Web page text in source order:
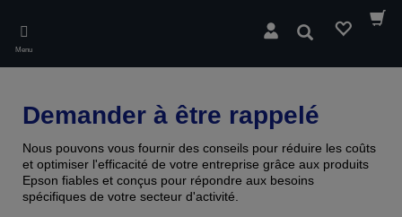
main
content
Menu
Rechercher
Demander à être rappelé
Nous pouvons vous fournir des conseils pour réduire les coûts
et optimiser l'efficacité de votre entreprise grâce aux produits
Epson fiables et conçus pour répondre aux besoins
spécifiques de votre secteur d'activité.